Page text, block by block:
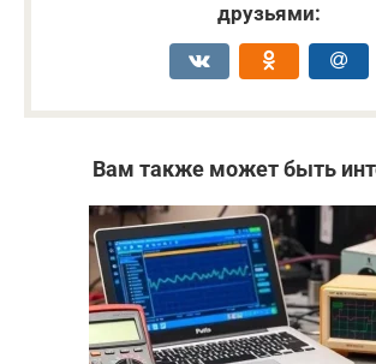
друзьями:
Вам также может быть